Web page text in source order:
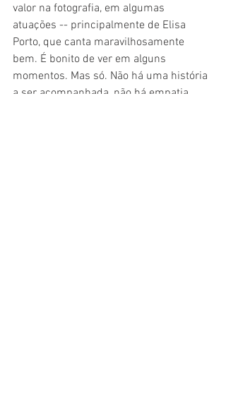
valor na fotografia, em algumas
atuações -- principalmente de Elisa
Porto, que canta maravilhosamente
bem. É bonito de ver em alguns
momentos. Mas só. Não há uma história
a ser acompanhada, não há empatia